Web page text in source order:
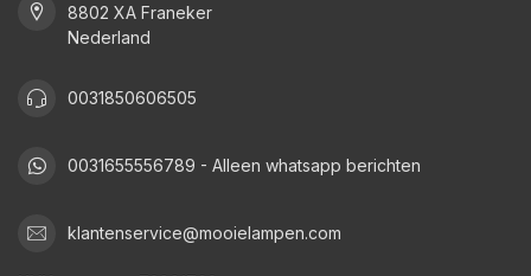
8802 XA Franeker
Nederland
0031850606505
0031655556789 - Alleen whatsapp berichten
klantenservice@mooielampen.com